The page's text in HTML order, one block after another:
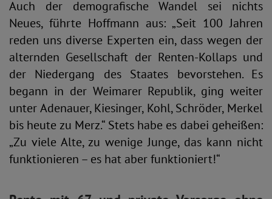
Auch der demografische Wandel sei nichts
Neues, führte Hoffmann aus: „Seit 100 Jahren
reden uns diverse Experten ein, dass wegen der
alternden Gesellschaft der Renten-Kollaps und
der Niedergang des Staates bevorstehen. Es
begann in der Weimarer Republik, ging weiter
unter Adenauer, Kiesinger, Kohl, Schröder, Merkel
bis heute zu Merz.“ Stets habe es dabei geheißen:
„Zu viele Alte, zu wenige Junge, das kann nicht
funktionieren – es hat aber funktioniert!“